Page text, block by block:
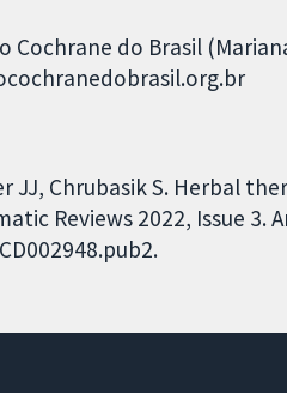
Cochrane do Brasil
JJ, Chrubasik S. Herbal
Reviews 2022, Issue 3.